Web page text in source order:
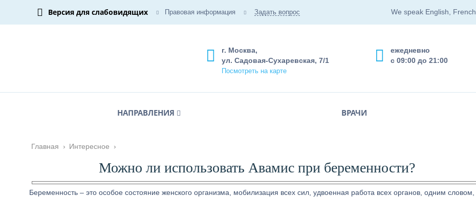
Версия для слабовидящих Правовая информация Задать вопрос We speak English, French
ежедневно
с 09:00 до 21:00
г. Москва,
ул. Садовая-Сухаревская, 7/1
Посмотреть на карте
НАПРАВЛЕНИЯ ВРАЧИ
Главная › Интересное ›
Можно ли использовать Авамис при беременности?
Беременность – это особое состояние женского организма, мобилизация всех сил, удвоенная работа всех органов, одним словом,